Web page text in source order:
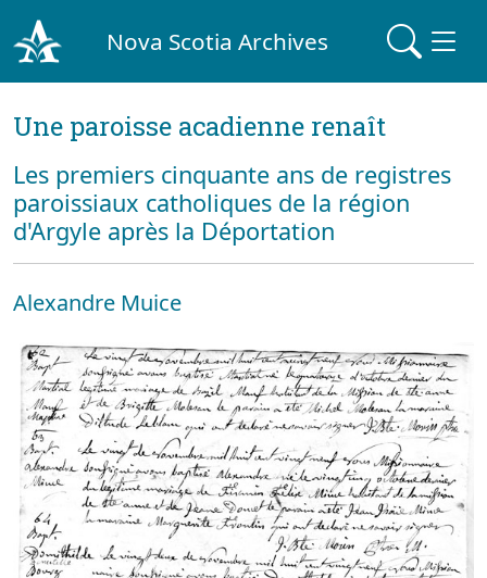
Nova Scotia Archives
Une paroisse acadienne renaît
Les premiers cinquante ans de registres
paroissiaux catholiques de la région
d'Argyle après la Déportation
Alexandre Muice